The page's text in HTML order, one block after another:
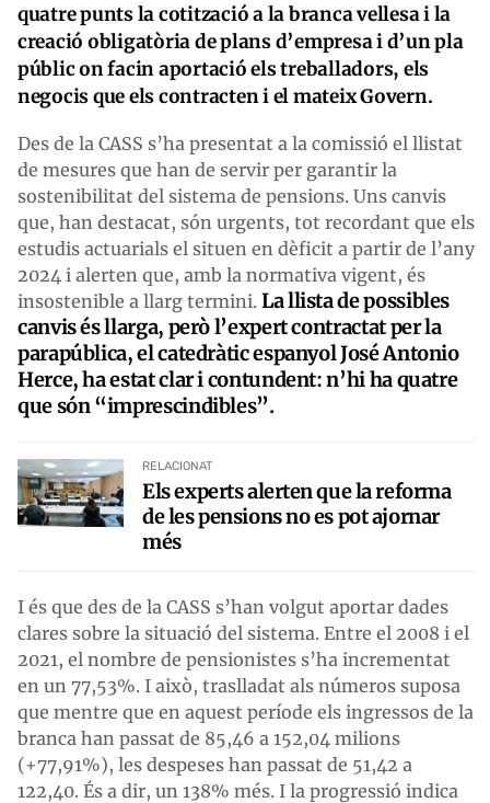
quatre punts la cotització a la branca vellesa i la
creació obligatòria de plans d’empresa i d’un pla
públic on facin aportació els treballadors, els
negocis que els contracten i el mateix Govern.
Des de la CASS s’ha presentat a la comissió el llistat
de mesures que han de servir per garantir la
sostenibilitat del sistema de pensions. Uns canvis
que, han destacat, són urgents, tot recordant que els
estudis actuarials el situen en dèficit a partir de l’any
2024 i alerten que, amb la normativa vigent, és
insostenible a llarg termini. La llista de possibles
canvis és llarga, però l’expert contractat per la
parapública, el catedràtic espanyol José Antonio
Herce, ha estat clar i contundent: n’hi ha quatre
que són “imprescindibles”.
RELACIONAT
Els experts alerten que la reforma
de les pensions no es pot ajornar
més
I és que des de la CASS s’han volgut aportar dades
clares sobre la situació del sistema. Entre el 2008 i el
2021, el nombre de pensionistes s’ha incrementat
en un 77,53%. I això, traslladat als números suposa
que mentre que en aquest període els ingressos de la
branca han passat de 85,46 a 152,04 milions
(+77,91%), les despeses han passat de 51,42 a
122,40. És a dir, un 138% més. I la progressió indica